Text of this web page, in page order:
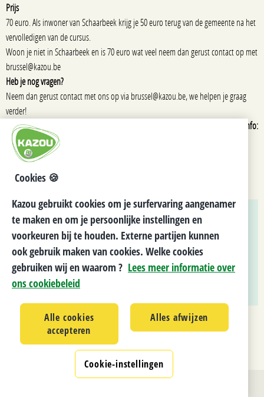
Prijs
70 euro. Als inwoner van Schaarbeek krijg je 50 euro terug van de gemeente na het
vervolledigen van de cursus.
Woon je niet in Schaarbeek en is 70 euro wat veel neem dan gerust contact op met
brussel@kazou.be
Heb je nog vragen?
Neem dan gerust contact met ons op via brussel@kazou.be, we helpen je graag
verder!
Naam:
Vervoersinfo:
Voor deze activiteit moet je met eigen vervoer ter plekke geraken.
TOON LOCATIE OP DE KAART
KANDIDAAT STELLEN
Cookies 🍪
Kazou gebruikt cookies om je surfervaring aangenamer
te maken en om je persoonlijke instellingen en
voorkeuren bij te houden. Externe partijen kunnen
ook gebruik maken van cookies. Welke cookies
gebruiken wij en waarom ? Lees meer informatie over
ons cookiebeleid
Alle cookies
accepteren
Alles afwijzen
Cookie-instellingen